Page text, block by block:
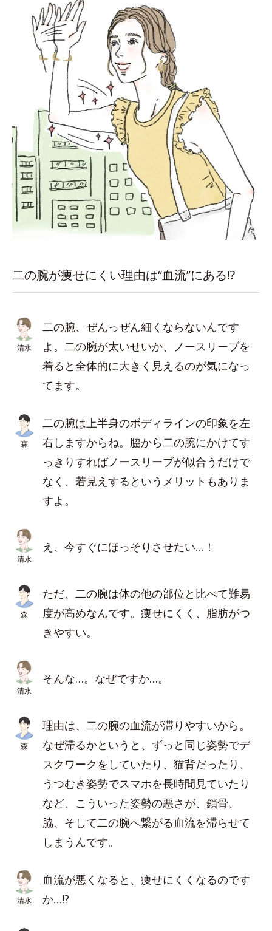
二の腕が痩せにくい理由は“血流”にある!?
清水
二の腕、ぜんっぜん細くならないんです
よ。二の腕が太いせいか、ノースリーブを
着ると全体的に大きく見えるのが気になっ
てます。
森
二の腕は上半身のボディラインの印象を左
右しますからね。脇から二の腕にかけてす
っきりすればノースリーブが似合うだけで
なく、若見えするというメリットもありま
すよ。
清水
え、今すぐにほっそりさせたい…！
森
ただ、二の腕は体の他の部位と比べて難易
度が高めなんです。痩せにくく、脂肪がつ
きやすい。
清水
そんな…。なぜですか…。
森
理由は、二の腕の血流が滞りやすいから。
なぜ滞るかというと、ずっと同じ姿勢でデ
スクワークをしていたり、猫背だったり、
うつむき姿勢でスマホを長時間見ていたり
など、こういった姿勢の悪さが、鎖骨、
脇、そして二の腕へ繋がる血流を滞らせて
しまうんです。
清水
血流が悪くなると、痩せにくくなるのです
か…!?